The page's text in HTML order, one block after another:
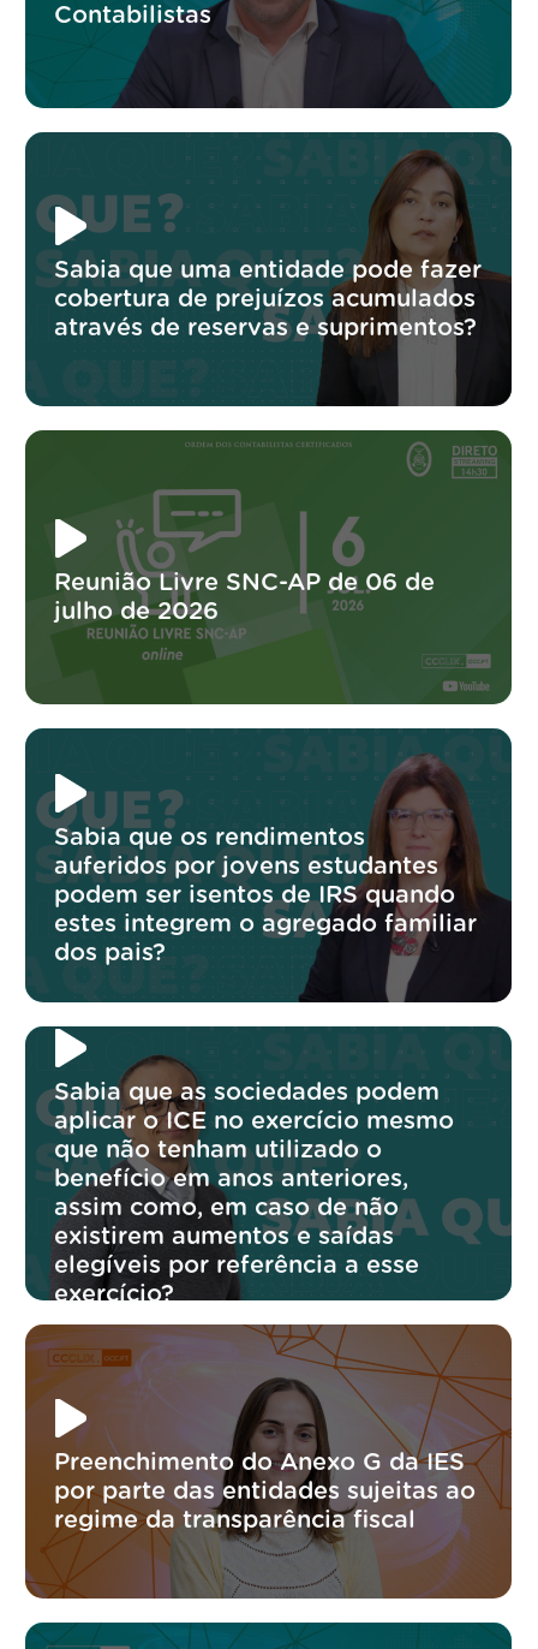
Contabilistas
Sabia que uma entidade pode fazer
cobertura de prejuízos acumulados
através de reservas e suprimentos?
Reunião Livre SNC-AP de 06 de
julho de 2026
Sabia que os rendimentos
auferidos por jovens estudantes
podem ser isentos de IRS quando
estes integrem o agregado familiar
dos pais?
Sabia que as sociedades podem
aplicar o ICE no exercício mesmo
que não tenham utilizado o
benefício em anos anteriores,
assim como, em caso de não
existirem aumentos e saídas
elegíveis por referência a esse
exercício?
Preenchimento do Anexo G da IES
por parte das entidades sujeitas ao
regime da transparência fiscal